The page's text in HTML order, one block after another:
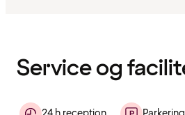
Service og